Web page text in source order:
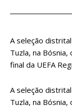
A seleção
Tuzla, na
final da UEFA
A seleção
Tuzla, na